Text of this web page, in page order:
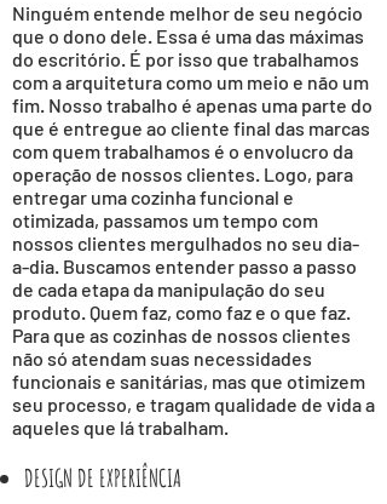
Ninguém entende melhor de seu negócio
que o dono dele. Essa é uma das máximas
do escritório. É por isso que trabalhamos
com a arquitetura como um meio e não um
fim. Nosso trabalho é apenas uma parte do
que é entregue ao cliente final das marcas
com quem trabalhamos é o envolucro da
operação de nossos clientes. Logo, para
entregar uma cozinha funcional e
otimizada, passamos um tempo com
nossos clientes mergulhados no seu dia-
a-dia. Buscamos entender passo a passo
de cada etapa da manipulação do seu
produto. Quem faz, como faz e o que faz.
Para que as cozinhas de nossos clientes
não só atendam suas necessidades
funcionais e sanitárias, mas que otimizem
seu processo, e tragam qualidade de vida a
aqueles que lá trabalham.
DESIGN DE EXPERIÊNCIA